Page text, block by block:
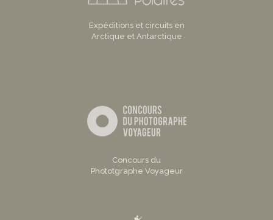
Expéditions et circuits en
Arctique et Antarctique
Concours du
Phototgraphe Voyageur